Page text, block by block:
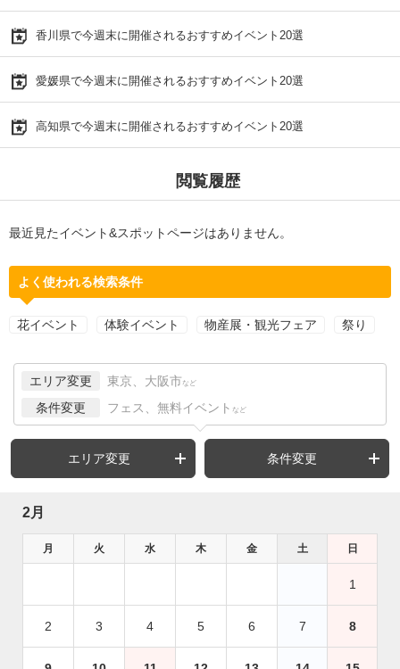
香川県で今週末に開催されるおすすめイベント20選
愛媛県で今週末に開催されるおすすめイベント20選
高知県で今週末に開催されるおすすめイベント20選
閲覧履歴
最近見たイベント&スポットページはありません。
よく使われる検索条件
花イベント 体験イベント 物産展・観光フェア 祭り
エリア変更 東京、大阪市 など
条件変更 フェス、無料イベント など
エリア変更 条件変更
2月
月 火 水 木 金 土 日
1
2 3 4 5 6 7 8